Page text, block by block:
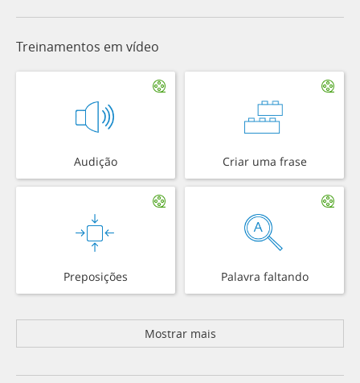
Treinamentos em vídeo
Audição Criar uma frase
Preposições Palavra faltando
Mostrar mais